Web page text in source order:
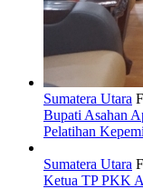
Sumatera Utara
Bupati Asahan
Pelatihan
Sumatera Utara
Ketua TP PKK